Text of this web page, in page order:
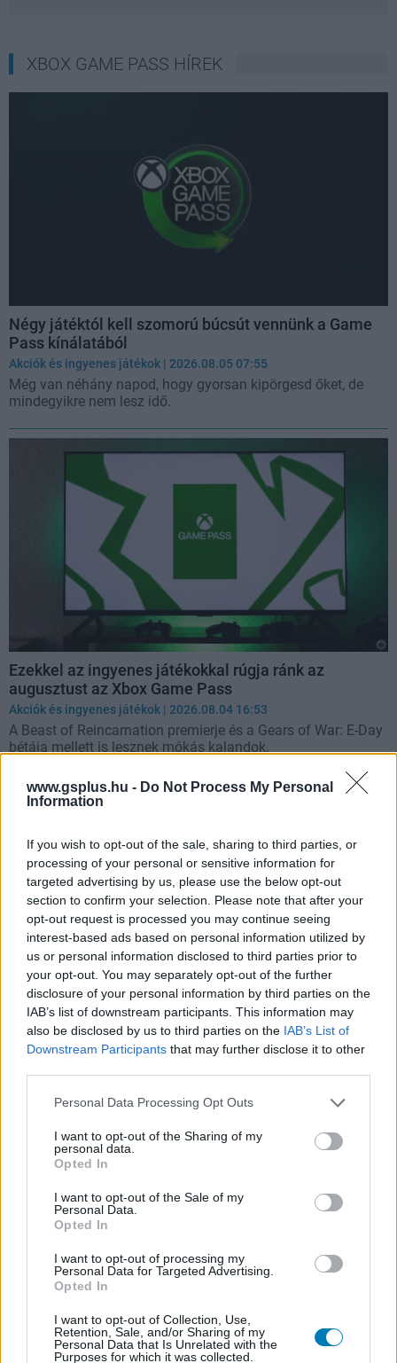
www.gsplus.hu - Do Not Process My Personal
Information
If you wish to opt-out of the sale, sharing to third parties, or
processing of your personal or sensitive information for
targeted advertising by us, please use the below opt-out
section to confirm your selection. Please note that after your
opt-out request is processed you may continue seeing
interest-based ads based on personal information utilized by
us or personal information disclosed to third parties prior to
your opt-out. You may separately opt-out of the further
disclosure of your personal information by third parties on the
IAB’s list of downstream participants. This information may
also be disclosed by us to third parties on the IAB’s List of
Downstream Participants that may further disclose it to other
Please note that this website/app uses one or more Google
not limited to your visit or usage behaviour. You may click to
grant or deny consent to Google and its third-party tags to
use your data for below specified purposes in below Google
consent section.
Personal Data Processing Opt Outs
I want to opt-out of the Sharing of my
personal data.
Opted In
I want to opt-out of the Sale of my
Personal Data.
Opted In
I want to opt-out of processing my
Personal Data for Targeted Advertising.
Opted In
I want to opt-out of Collection, Use,
Retention, Sale, and/or Sharing of my
Personal Data that Is Unrelated with the
Purposes for which it was collected.
XBOX GAME PASS HÍREK
Négy játéktól kell szomorú búcsút vennünk a Game
Pass kínálatából
Akciók és ingyenes játékok | 2026.08.05 07:55
Még van néhány napod, hogy gyorsan kipörgesd őket, de
mindegyikre nem lesz idő.
Ezekkel az ingyenes játékokkal rúgja ránk az
augusztust az Xbox Game Pass
Akciók és ingyenes játékok | 2026.08.04 16:53
A Beast of Reincarnation premierje és a Gears of War: E-Day
bétája mellett is lesznek mókás kalandok.
Így akarja megmenteni Asha Sharma az Xboxot
Hírek| 2026.08.03 10:40
A Microsoft játékrészlegének bevétele egyetlen év alatt
körülbelül 536 milliárd forinttal csökkent, Asha Sharma
gaming legismertebb brandjét.